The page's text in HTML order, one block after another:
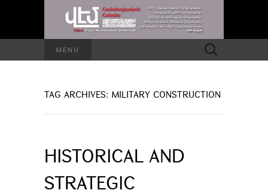
MENU
Search
for:
TAG ARCHIVES: MILITARY CONSTRUCTION
HISTORICAL AND
STRATEGIC